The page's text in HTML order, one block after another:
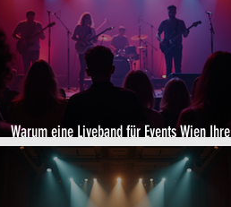
Warum eine Liveband für Events Wien Ihre
Veranstaltung bereichert